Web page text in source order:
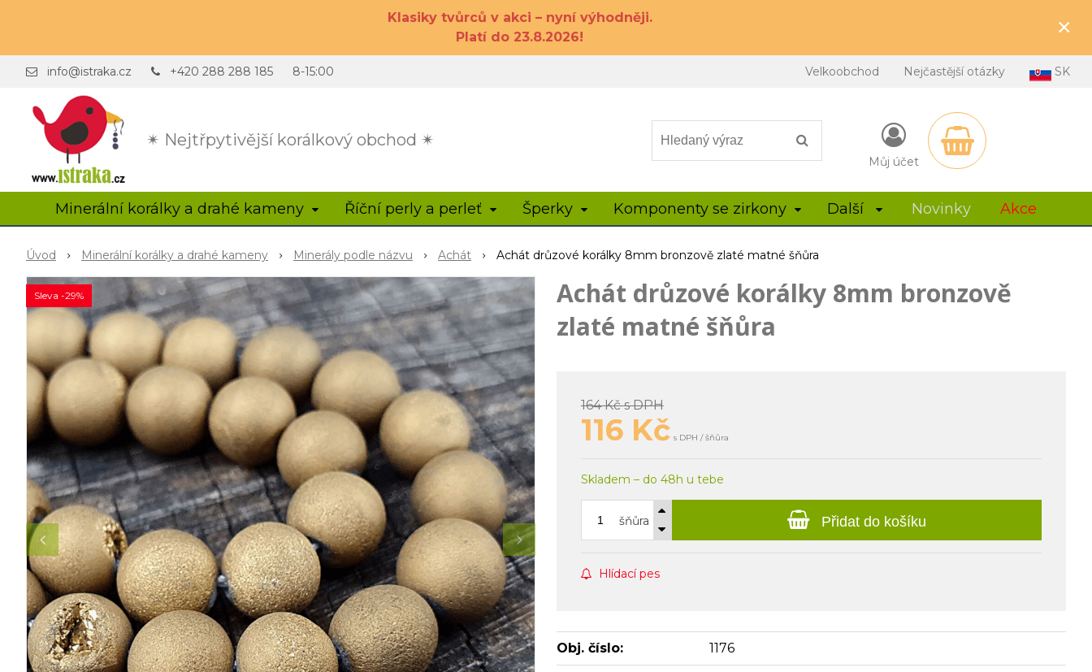
Klasiky tvůrců v akci – nyní výhodněji.
Platí do 23.8.2026!
×
✴ Nejtřpytivější korálkový obchod ✴
info@istraka.cz +420 288 288 185 8-15:00 Velkoobchod Nejčastější otázky SK
Můj účet
Minerální korálky a drahé kameny Říční perly a perleť Šperky Komponenty se zirkony Další Novinky Akce
Úvod Minerální korálky a drahé kameny Minerály podle názvu Achát Achát drůzové korálky 8mm bronzově zlaté matné šňůra
Sleva -29%
Achát drůzové korálky 8mm bronzově
zlaté matné šňůra
164 Kčs DPH
116 Kč s DPH / šňůra
Skladem – do 48h u tebe
šňůra Přidat do košíku
Hlídací pes
Obj. číslo: 1176